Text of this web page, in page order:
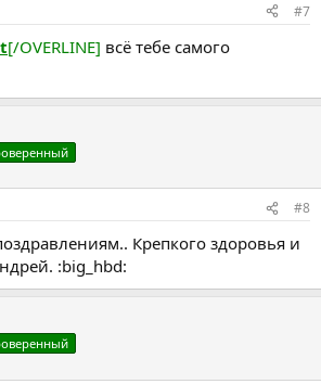
#7
[/OVERLINE] всё тебе самого
#8
Крепкого здоровья и
:big_hbd: